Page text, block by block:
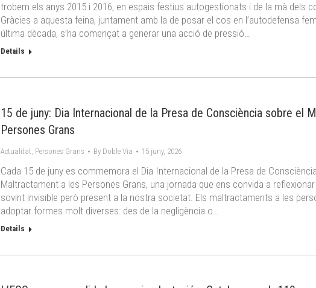
trobem els anys 2015 i 2016, en espais festius autogestionats i de la mà dels
Gràcies a aquesta feina, juntament amb la de posar el cos en l’autodefensa
última dècada, s’ha començat a generar una acció de pressió…
Details
15 de juny: Dia Internacional de la Presa de Consciència sobre el
Persones Grans
Actualitat, Persones Grans By Doble Via 15 juny, 2026
Cada 15 de juny es commemora el Dia Internacional de la Presa de
Maltractament a les Persones Grans, una jornada que ens convida a
sovint invisible però present a la nostra societat. Els maltractaments a les
adoptar formes molt diverses: des de la negligència o…
Details